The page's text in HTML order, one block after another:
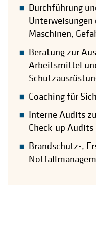
Durchführung
Unterweisungen
Maschinen,
Beratung zur
Arbeitsmittel
Coaching für
Interne Audits
Check-up Audits
Brandschutz-,